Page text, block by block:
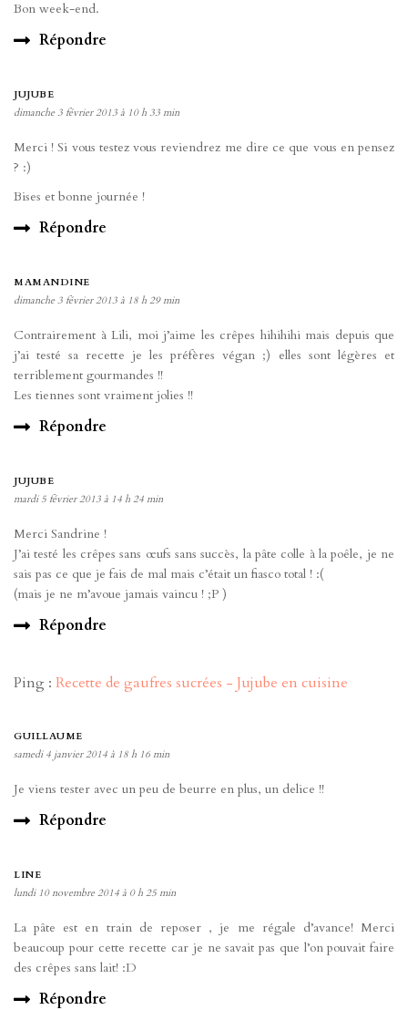
Bon week-end.
Répondre
JUJUBE
dimanche 3 février 2013 à 10 h 33 min
Merci ! Si vous testez vous reviendrez me dire ce que vous en pensez
? :)
Bises et bonne journée !
Répondre
MAMANDINE
dimanche 3 février 2013 à 18 h 29 min
Contrairement à Lili, moi j’aime les crêpes hihihihi mais depuis que
j’ai testé sa recette je les préfères végan ;) elles sont légères et
terriblement gourmandes !!
Les tiennes sont vraiment jolies !!
Répondre
JUJUBE
mardi 5 février 2013 à 14 h 24 min
Merci Sandrine !
J’ai testé les crêpes sans œufs sans succès, la pâte colle à la poêle, je ne
sais pas ce que je fais de mal mais c’était un fiasco total ! :(
(mais je ne m’avoue jamais vaincu ! ;P )
Répondre
Ping : Recette de gaufres sucrées - Jujube en cuisine
GUILLAUME
samedi 4 janvier 2014 à 18 h 16 min
Je viens tester avec un peu de beurre en plus, un delice !!
Répondre
LINE
lundi 10 novembre 2014 à 0 h 25 min
La pâte est en train de reposer , je me régale d’avance! Merci
beaucoup pour cette recette car je ne savait pas que l’on pouvait faire
des crêpes sans lait! :D
Répondre